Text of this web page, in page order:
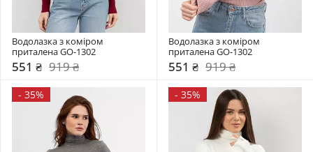
Водолазка з коміром
приталена GO-1302
551 ₴ 919 ₴
Водолазка з коміром
приталена GO-1302
551 ₴ 919 ₴
- 35% - 35%